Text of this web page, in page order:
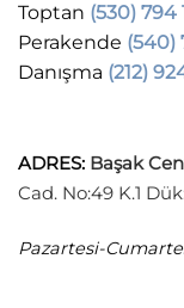
Toptan (530) 794
Perakende (540)
Danışma (212)
ADRES: Başak
Cad. No:49 K.1
Pazartesi-